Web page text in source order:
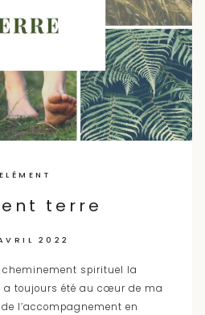
ELÉMENT
terre
2022
cheminement spirituel la
a toujours été au cœur de ma
l’accompagnement en